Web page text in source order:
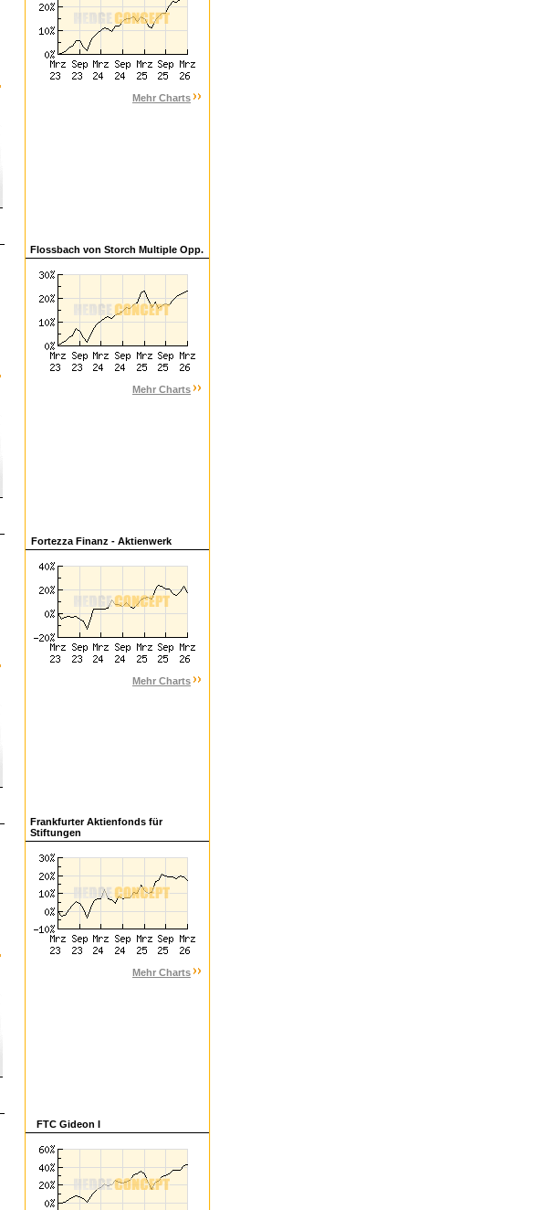
Mehr Charts
Flossbach von Storch Multiple Opp.
Mehr Charts
Fortezza Finanz - Aktienwerk
Mehr Charts
Frankfurter Aktienfonds für
Stiftungen
Mehr Charts
FTC Gideon I